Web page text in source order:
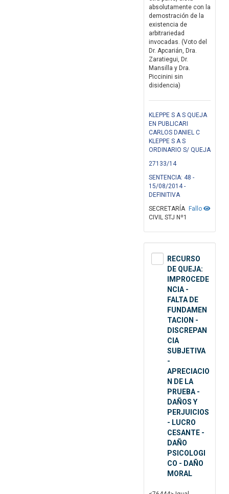
absolutamente con la
demostración de la
existencia de
arbitrariedad
invocadas. (Voto del
Dr. Apcarián, Dra.
Zaratiegui, Dr.
Mansilla y Dra.
Piccinini sin
disidencia)
KLEPPE S A S QUEJA
EN PUBLICARI
CARLOS DANIEL C
KLEPPE S A S
ORDINARIO S/ QUEJA
27133/14
SENTENCIA: 48 -
15/08/2014 -
DEFINITIVA
Fallo
SECRETARÍA
CIVIL STJ Nº1
RECURSO
DE QUEJA:
IMPROCEDE
NCIA -
FALTA DE
FUNDAMEN
TACION -
DISCREPAN
CIA
SUBJETIVA
-
APRECIACIO
N DE LA
PRUEBA -
DAÑOS Y
PERJUICIOS
- LUCRO
CESANTE -
DAÑO
PSICOLOGI
CO - DAÑO
MORAL